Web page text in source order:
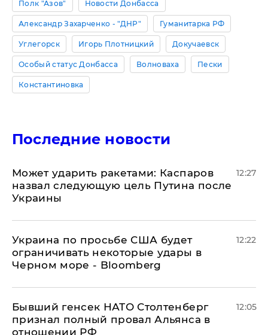
Полк "Азов" Новости Донбасса
Александр Захарченко - "ДНР" Гуманитарка РФ
Углегорск Игорь Плотницкий Докучаевск
Особый статус Донбасса Волноваха Пески
Константиновка
Последние новости
Может ударить ракетами: Каспаров
назвал следующую цель Путина после
Украины
12:27
Украина по просьбе США будет
ограничивать некоторые удары в
Черном море - Bloomberg
12:22
Бывший генсек НАТО Столтенберг
признал полный провал Альянса в
отношении РФ
12:05